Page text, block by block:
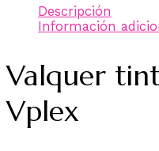
Descripción
Información
Valquer
Vplex